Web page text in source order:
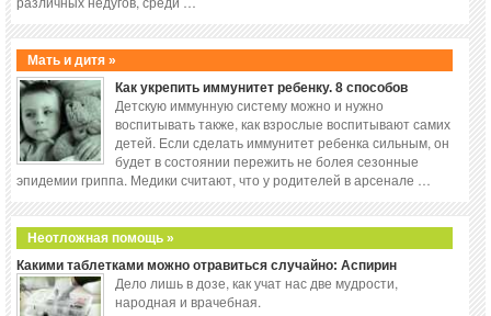
Мать и дитя »
Как укрепить иммунитет ребенку. 8 способов
Детскую иммунную систему можно и нужно
воспитывать также, как взрослые воспитывают самих
детей. Если сделать иммунитет ребенка сильным, он
будет в состоянии пережить не болея сезонные
эпидемии гриппа. Медики считают, что у родителей в арсенале …
Неотложная помощь »
Какими таблетками можно отравиться случайно: Аспирин
Дело лишь в дозе, как учат нас две мудрости,
народная и врачебная.